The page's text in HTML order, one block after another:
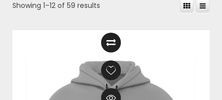
Showing 1–12 of 59 results